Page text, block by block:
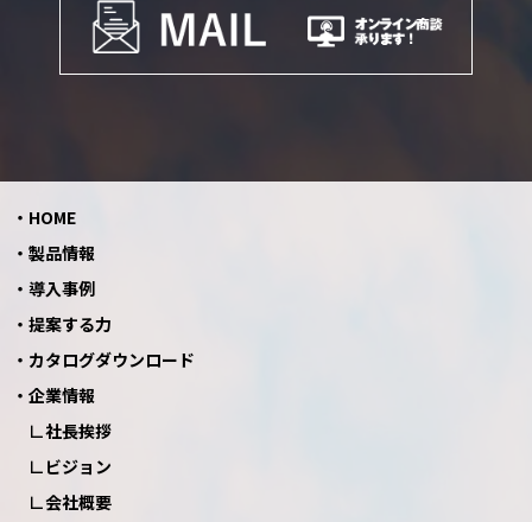
HOME
製品情報
導入事例
提案する力
カタログダウンロード
企業情報
社長挨拶
ビジョン
会社概要